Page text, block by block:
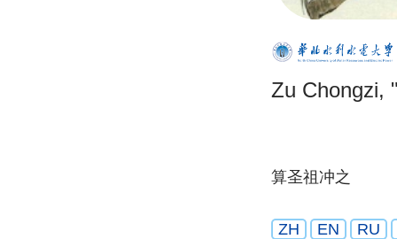
Zu Chongzi,
算圣祖冲之
ZH EN RU